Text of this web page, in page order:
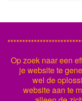
Op zoek naar een
je website te
wel de
website aan te